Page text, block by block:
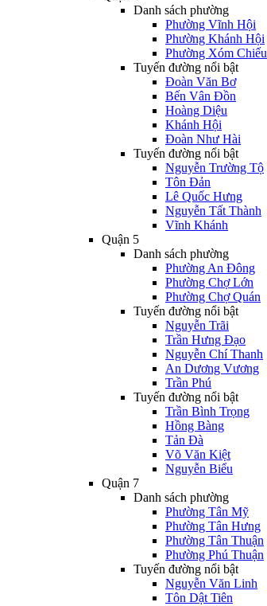
Danh sách phường
Phường Vĩnh Hội
Phường Khánh Hội
Phường Xóm Chiếu
Tuyến đường nổi bật
Đoàn Văn Bơ
Bến Vân Đồn
Hoàng Diệu
Khánh Hội
Đoàn Như Hài
Tuyến đường nổi bật
Nguyễn Trường Tộ
Tôn Đản
Lê Quốc Hưng
Nguyễn Tất Thành
Vĩnh Khánh
Quận 5
Danh sách phường
Phường An Đông
Phường Chợ Lớn
Phường Chợ Quán
Tuyến đường nổi bật
Nguyễn Trãi
Trần Hưng Đạo
Nguyễn Chí Thanh
An Dương Vương
Trần Phú
Tuyến đường nổi bật
Trần Bình Trọng
Hồng Bàng
Tản Đà
Võ Văn Kiệt
Nguyễn Biểu
Quận 7
Danh sách phường
Phường Tân Mỹ
Phường Tân Hưng
Phường Tân Thuận
Phường Phú Thuận
Tuyến đường nổi bật
Nguyễn Văn Linh
Tôn Dật Tiên